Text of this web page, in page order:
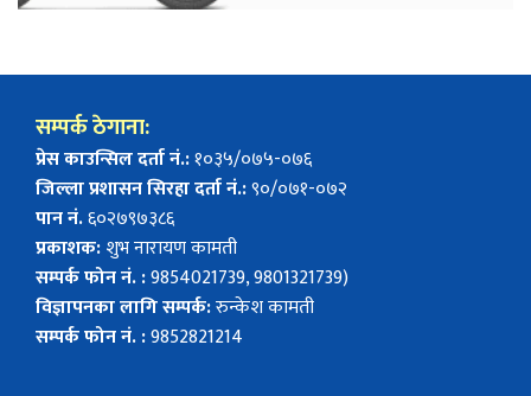
सम्पर्क ठेगाना:
प्रेस काउन्सिल दर्ता नं.:१०३५/०७५-०७६
जिल्ला प्रशासन सिरहा दर्ता नं.:९०/०७१-०७२
पान नं.६०२७९७३८६
प्रकाशक:शुभ नारायण कामती
सम्पर्क फोन नं. :9854021739, 9801321739)
विज्ञापनका लागि सम्पर्क:रुन्केश कामती
सम्पर्क फोन नं. :9852821214